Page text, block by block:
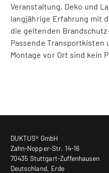
Veranstaltung, Deko und
langjährige Erfahrung mit
die geltenden
Passende Transportkisten
Montage vor Ort sind kein
DUKTUS® GmbH
Zahn-Nopper-Str. 14-16
70435 Stuttgart-Zuffenhausen
Deutschland, Erde